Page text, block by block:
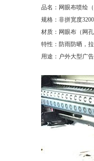
品名：网眼布喷绘（
规格：非拼宽度
材质：网眼布（网孔
特性：防雨防晒，
用途：户外大型广